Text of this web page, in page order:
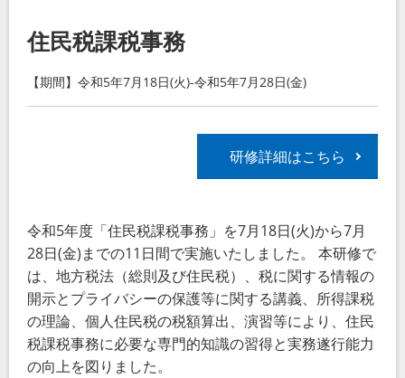
住民税課税事務
【期間】令和5年7月18日(火)-令和5年7月28日(金)
研修詳細はこちら
令和5年度「住民税課税事務」を7月18日(火)から7月
28日(金)までの11日間で実施いたしました。 本研修で
は、地方税法（総則及び住民税）、税に関する情報の
開示とプライバシーの保護等に関する講義、所得課税
の理論、個人住民税の税額算出、演習等により、住民
税課税事務に必要な専門的知識の習得と実務遂行能力
の向上を図りました。